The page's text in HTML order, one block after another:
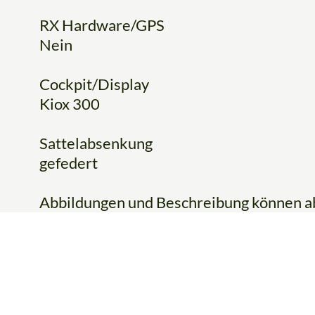
RX Hardware/GPS
Nein
Cockpit/Display
Kiox 300
Sattelabsenkung
gefedert
Abbildungen und Beschreibung können